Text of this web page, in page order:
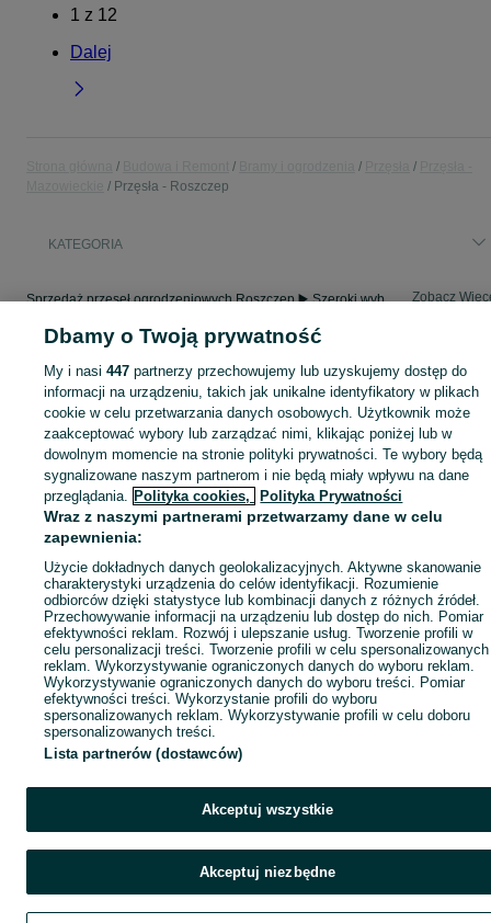
1 z 12
Dalej
Przęsła - Roszczep
KATEGORIA
Sprzedaż przęseł ogrodzeniowych Roszczep ▶️ Szeroki wybór produktów ✅ Nowe i używane w atrakcyjnych cenach ✌ Sprawdź oferty i kupuj tanio na OLX.pl! Zobacz
Mapa miejscowości
Mapa ministron
Popularne wyszukiwania
Dbamy o Twoją prywatność
My i nasi447 partnerzy przechowujemy lub uzyskujemy dostęp do
informacji na urządzeniu, takich jak unikalne identyfikatory w plikach
cookie w celu przetwarzania danych osobowych. Użytkownik może
zaakceptować wybory lub zarządzać nimi, klikając poniżej lub w
dowolnym momencie na stronie polityki prywatności. Te wybory będą
sygnalizowane naszym partnerom i nie będą miały wpływu na dane
przeglądania. Polityka cookies, Polityka Prywatności
Wraz z naszymi partnerami przetwarzamy dane w celu
zapewnienia:
Użycie dokładnych danych geolokalizacyjnych. Aktywne skanowanie
charakterystyki urządzenia do celów identyfikacji. Rozumienie
odbiorców dzięki statystyce lub kombinacji danych z różnych źródeł.
Przechowywanie informacji na urządzeniu lub dostęp do nich. Pomiar
efektywności reklam. Rozwój i ulepszanie usług. Tworzenie profili w
celu personalizacji treści. Tworzenie profili w celu spersonalizowanych
reklam. Wykorzystywanie ograniczonych danych do wyboru reklam.
Wykorzystywanie ograniczonych danych do wyboru treści. Pomiar
efektywności treści. Wykorzystanie profili do wyboru
spersonalizowanych reklam. Wykorzystywanie profili w celu doboru
spersonalizowanych treści.
Lista partnerów (dostawców)
Akceptuj wszystkie
Akceptuj niezbędne